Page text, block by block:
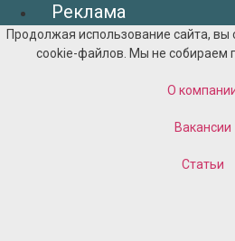
Реклама
Продолжая использование сайта, вы
cookie-файлов. Мы не собираем
О
Вакансии
Статьи